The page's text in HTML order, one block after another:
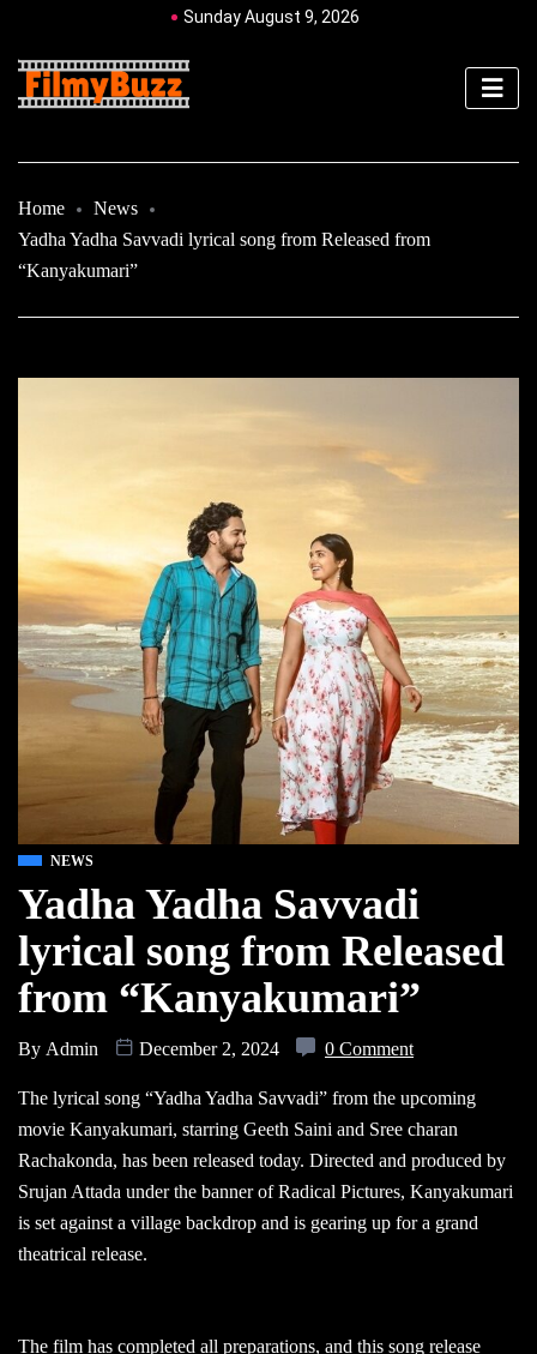
Sunday August 9, 2026
Home
News
Yadha Yadha Savvadi lyrical song from Released from
“Kanyakumari”
NEWS
Yadha Yadha Savvadi
lyrical song from Released
from “Kanyakumari”
By Admin December 2, 2024 0 Comment
The lyrical song “Yadha Yadha Savvadi” from the upcoming
movie Kanyakumari, starring Geeth Saini and Sree charan
Rachakonda, has been released today. Directed and produced by
Srujan Attada under the banner of Radical Pictures, Kanyakumari
is set against a village backdrop and is gearing up for a grand
theatrical release.
The film has completed all preparations, and this song release